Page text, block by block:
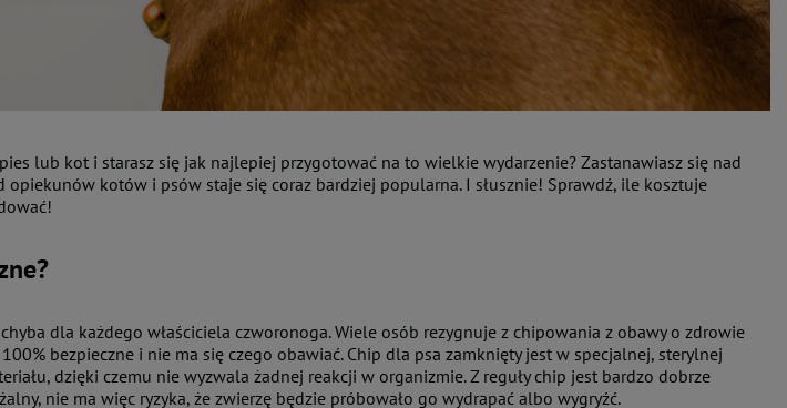
lub kot i starasz się jak najlepiej przygotować na to wielkie wydarzenie? Zastanawiasz się nad
opiekunów kotów i psów staje się coraz bardziej popularna. I słusznie! Sprawdź, ile kosztuje
dla każdego właściciela czworonoga. Wiele osób rezygnuje z chipowania z obawy o zdrowie
bezpieczne i nie ma się czego obawiać. Chip dla psa zamknięty jest w specjalnej, sterylnej
dzięki czemu nie wyzwala żadnej reakcji w organizmie. Z reguły chip jest bardzo dobrze
nie ma więc ryzyka, że zwierzę będzie próbowało go wydrapać albo wygryźć.